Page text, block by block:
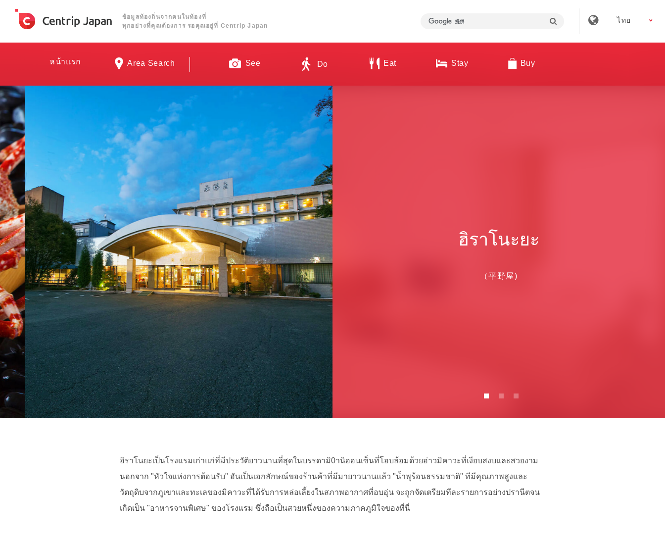
ข้อมูลท้องถิ่นจากคนในท้องที่
ทุกอย่างที่คุณต้องการ รอคุณอยู่ที่ Centrip Japan
ไทย
หน้าแรก Area Search See Do Eat Stay Buy
ฮิราโนะยะ
（平野屋)
ฮิราโนยะเป็นโรงแรมเก่าแก่ที่มีประวัติยาวนานที่สุดในบรรดามิ0านิออนเซ็นที่โอบล้อมด้วยอ่าวมิคาวะที่เงียบสงบและสวยงาม
นอกจาก "หัวใจแห่งการต้อนรับ" อันเป็นเอกลักษณ์ของร้านค้าที่มีมายาวนานแล้ว "น้ำพุร้อนธรรมชาติ" ทีมีคุณภาพสูงและ
วัตถุดิบจากภูเขาและทะเลของมิคาวะที่ได้รับการหล่อเลี้ยงในสภาพอากาศที่อบอุ่น จะถูกจัดเตรียมทีละรายการอย่างปรานีตจน
เกิดเป็น "อาหารจานพิเศษ" ของโรงแรม ซึ่งถือเป็นสวยหนึ่งของความภาคภูมิใจของที่นี่